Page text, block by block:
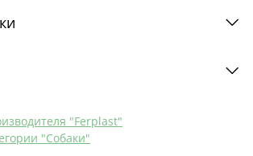
"Ferplast"
"Собаки"